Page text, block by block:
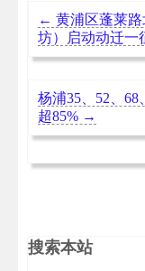
← 黄浦区蓬莱路
坊）启动动迁一
杨浦35、52、68
超85% →
搜索本站